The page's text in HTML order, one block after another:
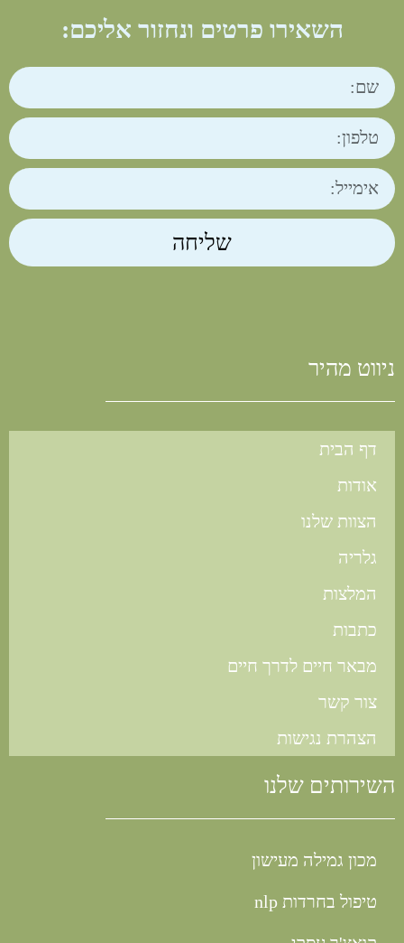
השאירו פרטים ונחזור אליכם:
שליחה
ניווט מהיר
דף הבית
אודות
הצוות שלנו
גלריה
המלצות
כתבות
מבאר חיים לדרך חיים
צור קשר
הצהרת נגישות
השירותים שלנו
מכון גמילה מעישון
טיפול בחרדות nlp